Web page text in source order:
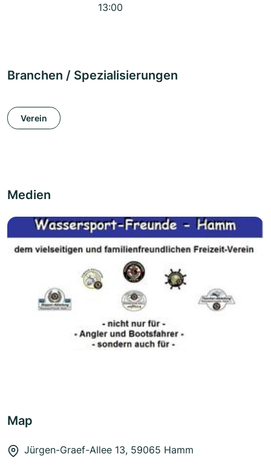
13:00
Branchen / Spezialisierungen
Verein
Medien
Map
Jürgen-Graef-Allee 13, 59065 Hamm